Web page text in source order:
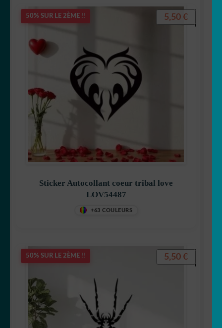
50% SUR LE 2ÈME !!
Sticker Autocollant coeur tribal love
LOV54487
+63 COULEURS
5,50 €
50% SUR LE 2ÈME !! 5,50 €